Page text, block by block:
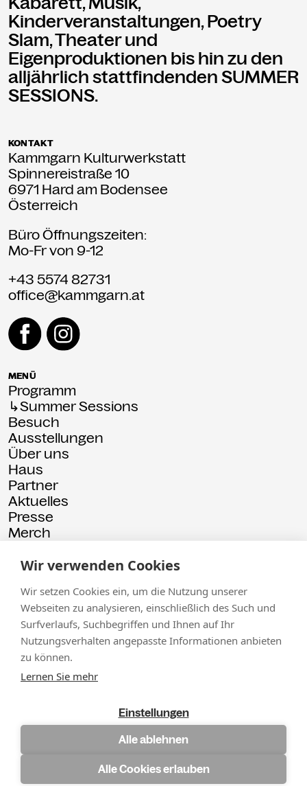
Kinderveranstaltungen, Poetry
Slam, Theater und
Eigenproduktionen bis hin zu den
alljährlich stattfindenden SUMMER
SESSIONS.
KONTAKT
Kammgarn Kulturwerkstatt
Spinnereistraße 10
6971 Hard am Bodensee
Österreich
Büro Öffnungszeiten:
Mo-Fr von 9-12
+43 5574 82731
office@kammgarn.at
MENÜ
Programm
↳Summer Sessions
Besuch
Ausstellungen
Über uns
Haus
Partner
Aktuelles
Presse
Merch
© 2026 Kammgarn Impressum Datenschutz
Wir verwenden Cookies
Wir setzen Cookies ein, um die Nutzung unserer
Webseiten zu analysieren, einschließlich des Such und
Surfverlaufs, Suchbegriffen und Ihnen auf Ihr
Nutzungsverhalten angepasste Informationen anbieten
zu können.
Lernen Sie mehr
Einstellungen
Alle ablehnen
Alle Cookies erlauben